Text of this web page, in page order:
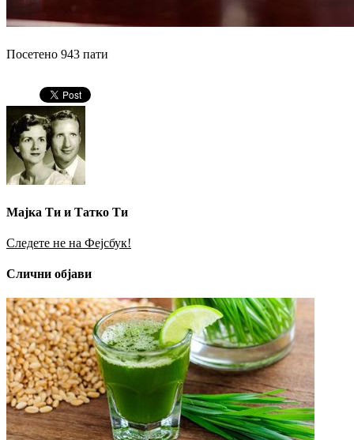
Посетено 943 пати
Мајка Ти и Татко Ти
Следете не на Фејсбук!
Слични објави